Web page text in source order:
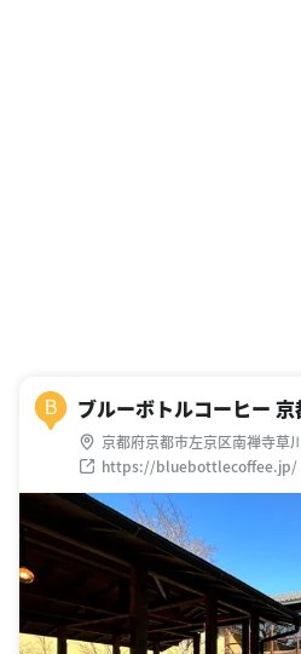
B ブルーボトルコーヒー 京
京都府京都市左京区南禅寺草
https://bluebottlecoffee.jp/